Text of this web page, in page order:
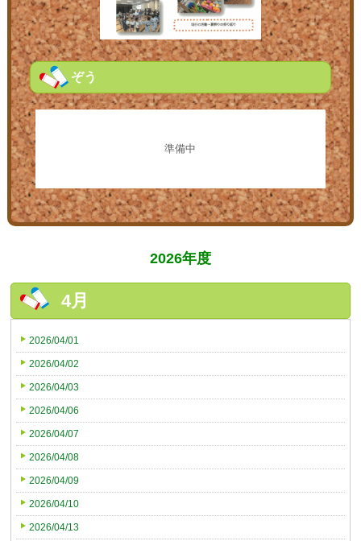
ぞう
準備中
2026年度
4月
2026/04/01
2026/04/02
2026/04/03
2026/04/06
2026/04/07
2026/04/08
2026/04/09
2026/04/10
2026/04/13